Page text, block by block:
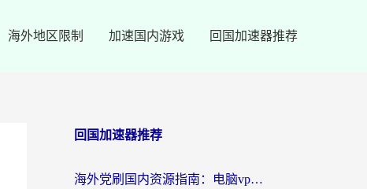
海外地区限制 加速国内游戏 回国加速器推荐
回国加速器推荐
海外党刷国内资源指南：电脑vpn免费版真的能用吗？选对加速器才是关键